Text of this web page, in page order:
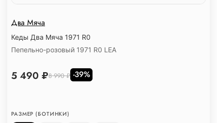
Два Мяча
Кеды Два Мяча 1971 R0
Пепельно-розовый 1971 R0 LEA
РАЗМЕР (БОТИНКИ)
5 490 ₽8 990 ₽ -39%